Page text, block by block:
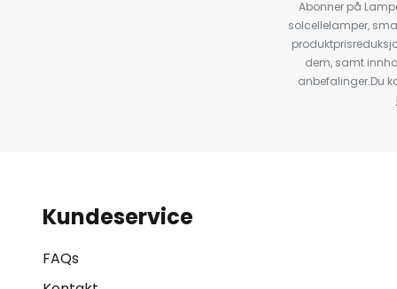
Abonner på
solcellelamper,
dem, samt
anbefalinger.Du
Kundeservice
FAQs